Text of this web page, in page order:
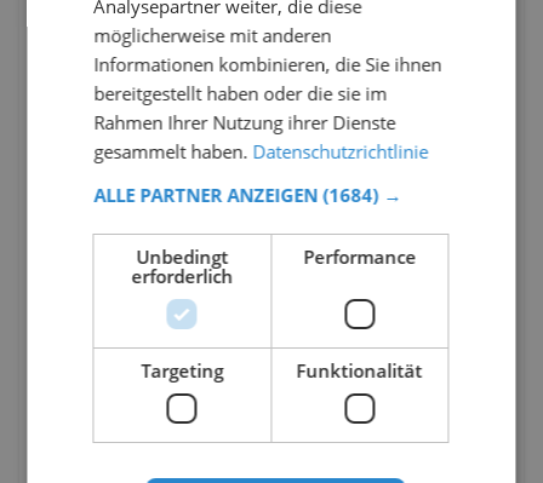
Analysepartner weiter, die diese
möglicherweise mit anderen
Informationen kombinieren, die Sie ihnen
bereitgestellt haben oder die sie im
Rahmen Ihrer Nutzung ihrer Dienste
gesammelt haben. Datenschutzrichtlinie
ALLE PARTNER ANZEIGEN (1684) →
Unbedingt
erforderlich
Performance
Targeting Funktionalität